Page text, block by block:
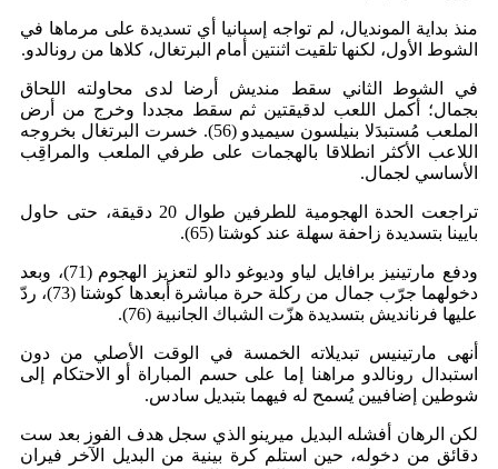
منذ بداية المونديال، لم تواجه إسبانيا أي تسديدة على مرماها في
الشوط الأول، لكنها تلقيت اثنتين أمام البرتغال، كلاها من رونالدو.
في الشوط الثاني سقط منديش أرضا لدى محاولته اللحاق
بجمال؛ أكمل اللعب لدقيقتين ثم سقط مجددا وخرج من أرض
الملعب مُستبدَلا بنيلسون سيميدو (56). خسرت البرتغال بخروجه
اللاعب الأكثر انطلاقا بالهجمات على طرفي الملعب والمراقِب
الأساسي لجمال.
تراجعت الحدة الهجومية للطرفين طوال 20 دقيقة، حتى حاول
بايينا بتسديدة زاحفة سهلة عند كوشتا (65).
ودفع مارتينيز برافايل لياو وديوغو دالو لتعزيز الهجوم (71)، وبعد
دخولهما جرّب جمال من ركلة حرة مباشرة أبعدها كوشتا (73)، ردّ
عليها فرنانديش بتسديدة هزّت الشباك الجانبية (76).
أنهى مارتينيس تبديلاته الخمسة في الوقت الأصلي من دون
استبدال رونالدو مراهنا إما على حسم المباراة أو الاحتكام إلى
شوطين إضافيين يُسمح له فيهما بتبديل سادس.
لكن الرهان أفشله البديل ميرينو الذي سجل هدف الفوز بعد ست
دقائق من دخوله، حين استلم كرة بينية من البديل الآخر فيران